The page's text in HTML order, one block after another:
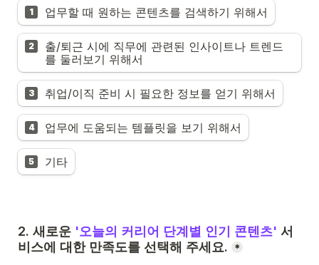
1 업무할 때 원하는 콘텐츠를 검색하기 위해서
2
출/퇴근 시에 직무에 관련된 인사이트나 트렌드
를 둘러보기 위해서
3 취업/이직 준비 시 필요한 정보를 얻기 위해서
4 업무에 도움되는 템플릿을 보기 위해서
5 기타
2. 새로운 '오늘의 커리어 단계별 인기 콘텐츠' 서
비스에 대한 만족도를 선택해 주세요.
*